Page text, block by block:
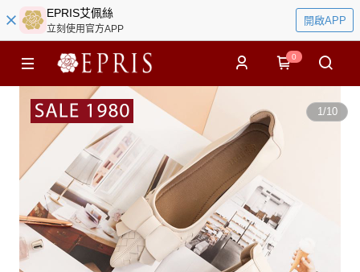
EPRIS艾佩絲
立刻使用官方APP
開啟APP
0
1/10